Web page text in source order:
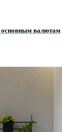
основным валютам